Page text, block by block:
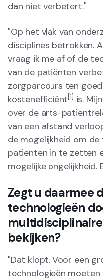
dan niet verbetert."
"Op het vlak van
disciplines betrokken.
vraag ik me af of de
van de patiënten
zorgparcours ten
kostenefficiënt [1]
is.
over de arts-
van een afstand
de mogelijkheid om
patiënten in te zetten
mogelijke ongelijkheid.
Zegt u daarmee
technologieën
bekijken?
"Dat klopt. Voor een
technologieën moeten